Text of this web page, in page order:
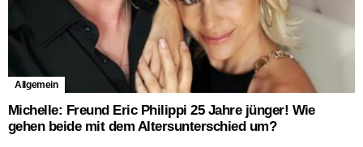
Allgemein
Michelle: Freund Eric Philippi 25 Jahre jünger! Wie
gehen beide mit dem Altersunterschied um?